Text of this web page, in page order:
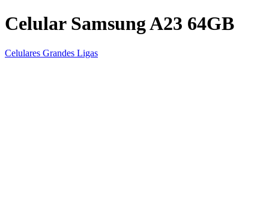
Celular Samsung A23 64GB
Celulares Grandes Ligas